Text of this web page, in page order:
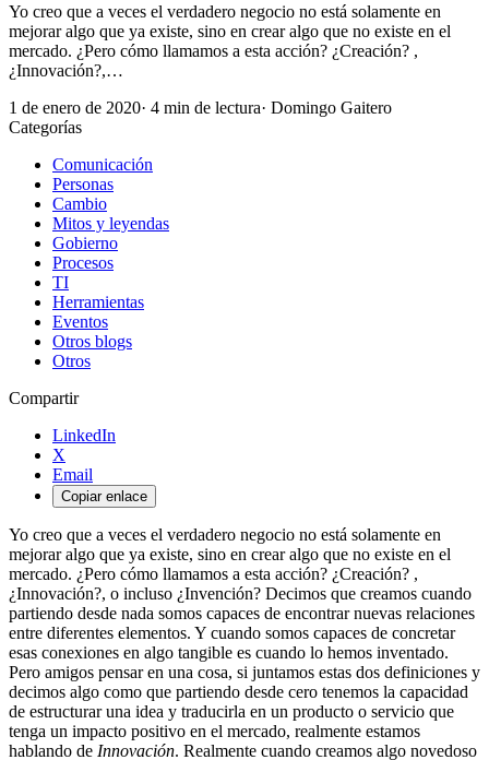
Yo creo que a veces el verdadero negocio no está solamente en
mejorar algo que ya existe, sino en crear algo que no existe en el
mercado. ¿Pero cómo llamamos a esta acción? ¿Creación? ,
¿Innovación?,…
1 de enero de 2020· 4 min de lectura· Domingo Gaitero
Categorías
Comunicación
Personas
Cambio
Mitos y leyendas
Gobierno
Procesos
TI
Herramientas
Eventos
Otros blogs
Otros
Compartir
LinkedIn
X
Email
Copiar enlace
Yo creo que a veces el verdadero negocio no está solamente en
mejorar algo que ya existe, sino en crear algo que no existe en el
mercado. ¿Pero cómo llamamos a esta acción? ¿Creación? ,
¿Innovación?, o incluso ¿Invención? Decimos que creamos cuando
partiendo desde nada somos capaces de encontrar nuevas relaciones
entre diferentes elementos. Y cuando somos capaces de concretar
esas conexiones en algo tangible es cuando lo hemos inventado.
Pero amigos pensar en una cosa, si juntamos estas dos definiciones y
decimos algo como que partiendo desde cero tenemos la capacidad
de estructurar una idea y traducirla en un producto o servicio que
tenga un impacto positivo en el mercado, realmente estamos
hablando de Innovación. Realmente cuando creamos algo novedoso